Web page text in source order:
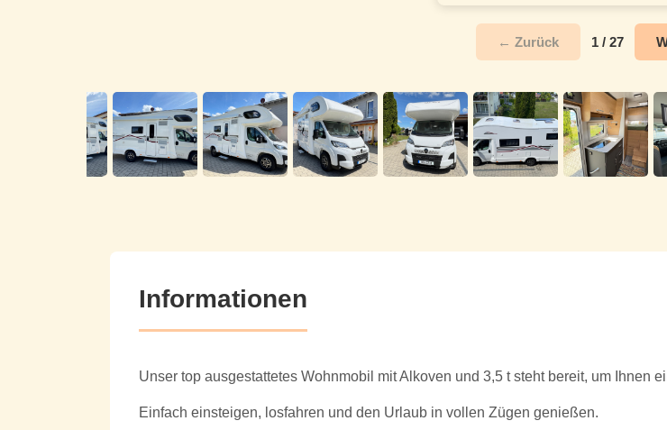
← Zurück 1 / 27
Informationen
Unser top ausgestattetes Wohnmobil mit Alkoven und 3,5 t steht bereit, um Ihnen
Einfach einsteigen, losfahren und den Urlaub in vollen Zügen genießen.